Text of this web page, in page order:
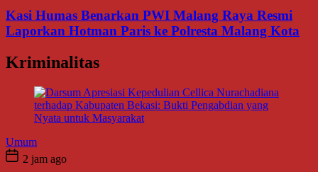
Kasi Humas Benarkan PWI Malang Raya Resmi
Laporkan Hotman Paris ke Polresta Malang Kota
Kriminalitas
Umum
2 jam ago